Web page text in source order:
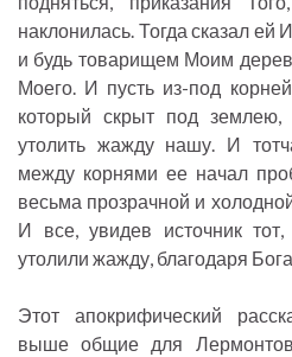
наклонилась. Тогда сказал ей
и будь товарищем Моим
Моего. И пусть из-под корней
который скрыт под
утолить жажду нашу. И
между корнями ее начал
весьма прозрачной и
И все, увидев источник
утолили жажду, благодаря
Этот апокрифический
выше общие для